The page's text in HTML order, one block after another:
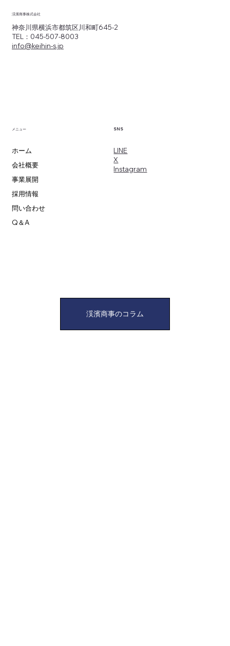
渓濱商事株式会社
神奈川県横浜市都筑区川和町645-2
TEL：045-507-8003
info@keihin-s.jp
メニュー
ホーム
会社概要
事業展開
採用情報
問い合わせ
Q＆A
​LINE
X
​Instagram
SNS
渓濱商事のコラム